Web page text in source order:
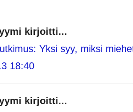
kirjoitti...
Yksi syy, miksi
18:40
kirjoitti...